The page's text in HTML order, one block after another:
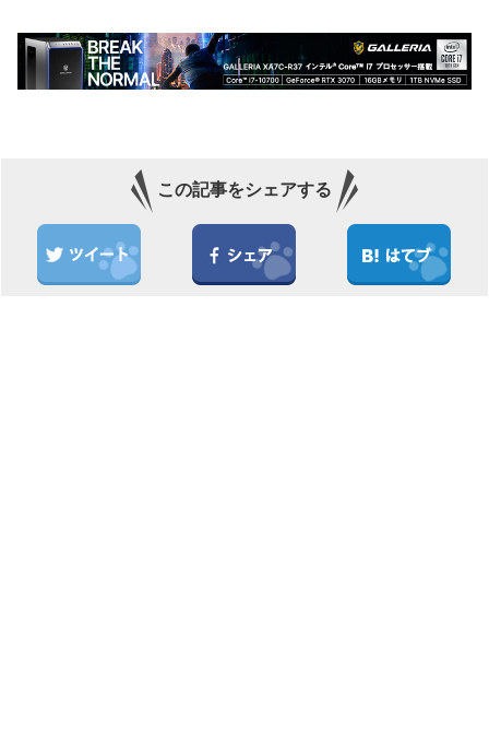
この記事をシェアする